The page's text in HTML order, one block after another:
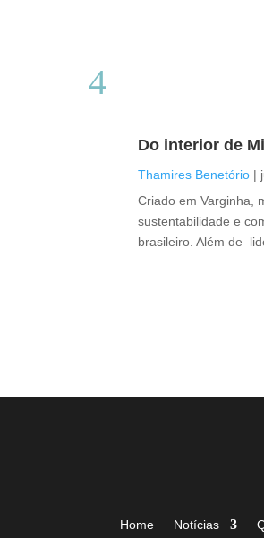
Do interior de
Thamires Benetório |
Criado em Varginha,
sustentabilidade e
brasileiro. Além de
Home Notícias